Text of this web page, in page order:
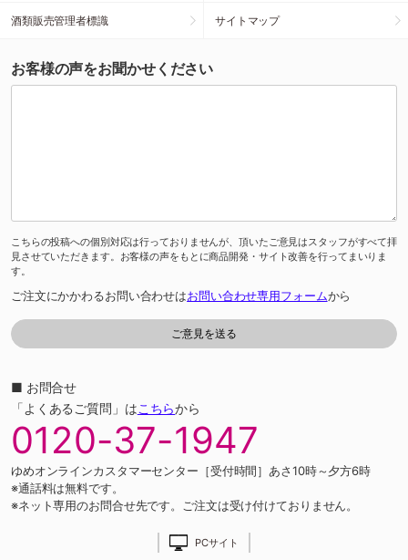
酒類販売管理者標識 サイトマップ
お客様の声をお聞かせください
こちらの投稿への個別対応は行っておりませんが、頂いたご意見はスタッフがすべて拝
見させていただきます。お客様の声をもとに商品開発・サイト改善を行ってまいりま
す。
ご注文にかかわるお問い合わせはお問い合わせ専用フォームから
■ お問合せ
「よくあるご質問」はこちらから
0120-37-1947
ゆめオンラインカスタマーセンター［受付時間］あさ10時～夕方6時
※通話料は無料です。
※ネット専用のお問合せ先です。ご注文は受け付けておりません。
PCサイト